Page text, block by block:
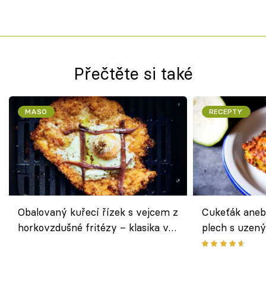
Přečtěte si také
MASO
Obalovaný kuřecí řízek s vejcem z
horkovzdušné fritézy – klasika v
RECEPTY
Cukeťák
plech s
způsob, jak